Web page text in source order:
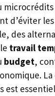
microcrédits
d’éviter
des
travail
budget,
est